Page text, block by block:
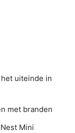
uiteinde in
met branden
Mini